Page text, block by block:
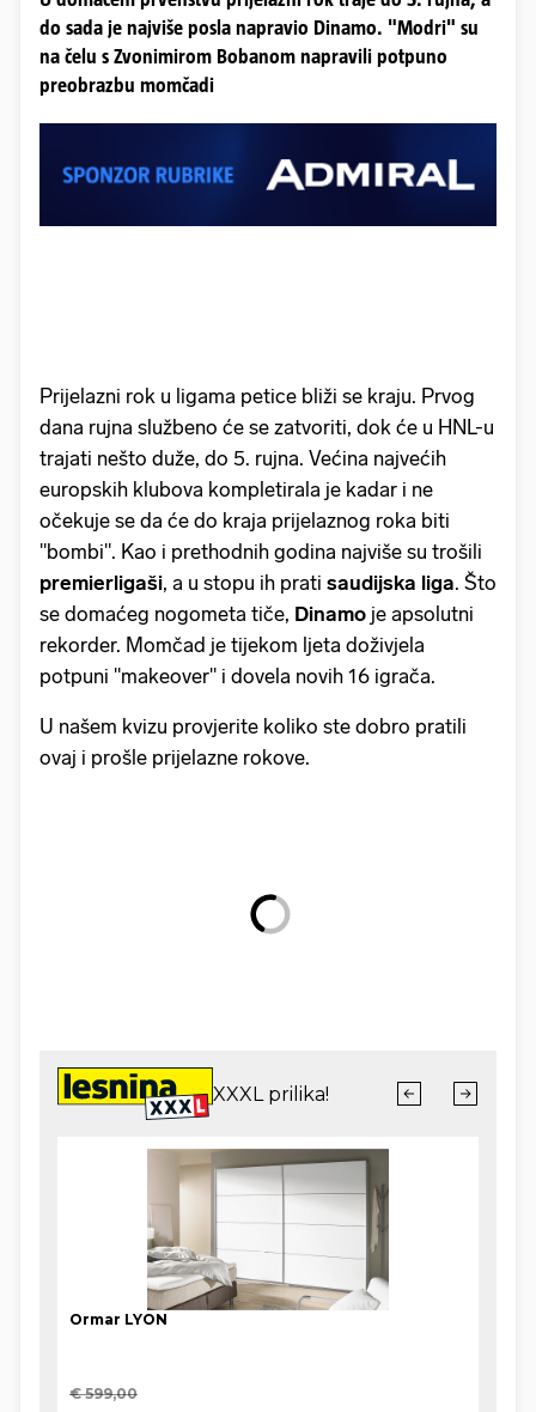
do sada je najviše posla napravio Dinamo. "Modri" su
na čelu s Zvonimirom Bobanom napravili potpuno
preobrazbu momčadi
Prijelazni rok u ligama petice bliži se kraju. Prvog
dana rujna službeno će se zatvoriti, dok će u HNL-u
trajati nešto duže, do 5. rujna. Većina najvećih
europskih klubova kompletirala je kadar i ne
očekuje se da će do kraja prijelaznog roka biti
"bombi". Kao i prethodnih godina najviše su trošili
premierligaši, a u stopu ih prati saudijska liga. Što
se domaćeg nogometa tiče, Dinamo je apsolutni
rekorder. Momčad je tijekom ljeta doživjela
potpuni "makeover" i dovela novih 16 igrača.
U našem kvizu provjerite koliko ste dobro pratili
ovaj i prošle prijelazne rokove.